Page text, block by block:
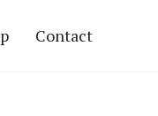
Contact